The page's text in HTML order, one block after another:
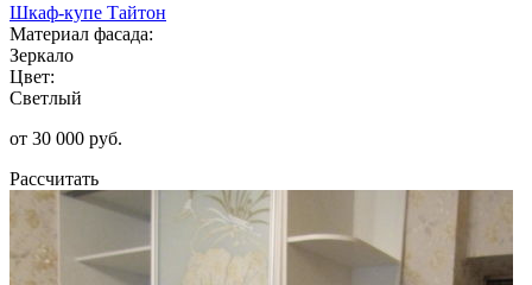
Шкаф-купе Тайтон
Материал фасада:
Зеркало
Цвет:
Светлый
от 30 000 руб.
Рассчитать